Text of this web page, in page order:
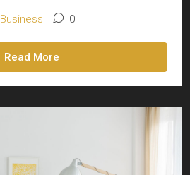
Business 0
Read More